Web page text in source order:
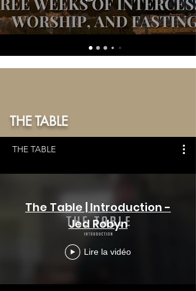
THE TABLE
THE TABLE
The Table | Introduction -
Jed Robyn
Lire la vidéo